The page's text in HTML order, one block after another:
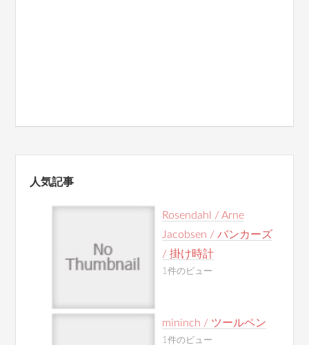
人気記事
Rosendahl / Arne
Jacobsen / バンカーズ
/ 掛け時計
1件のビュー
mininch / ツールペン
1件のビュー